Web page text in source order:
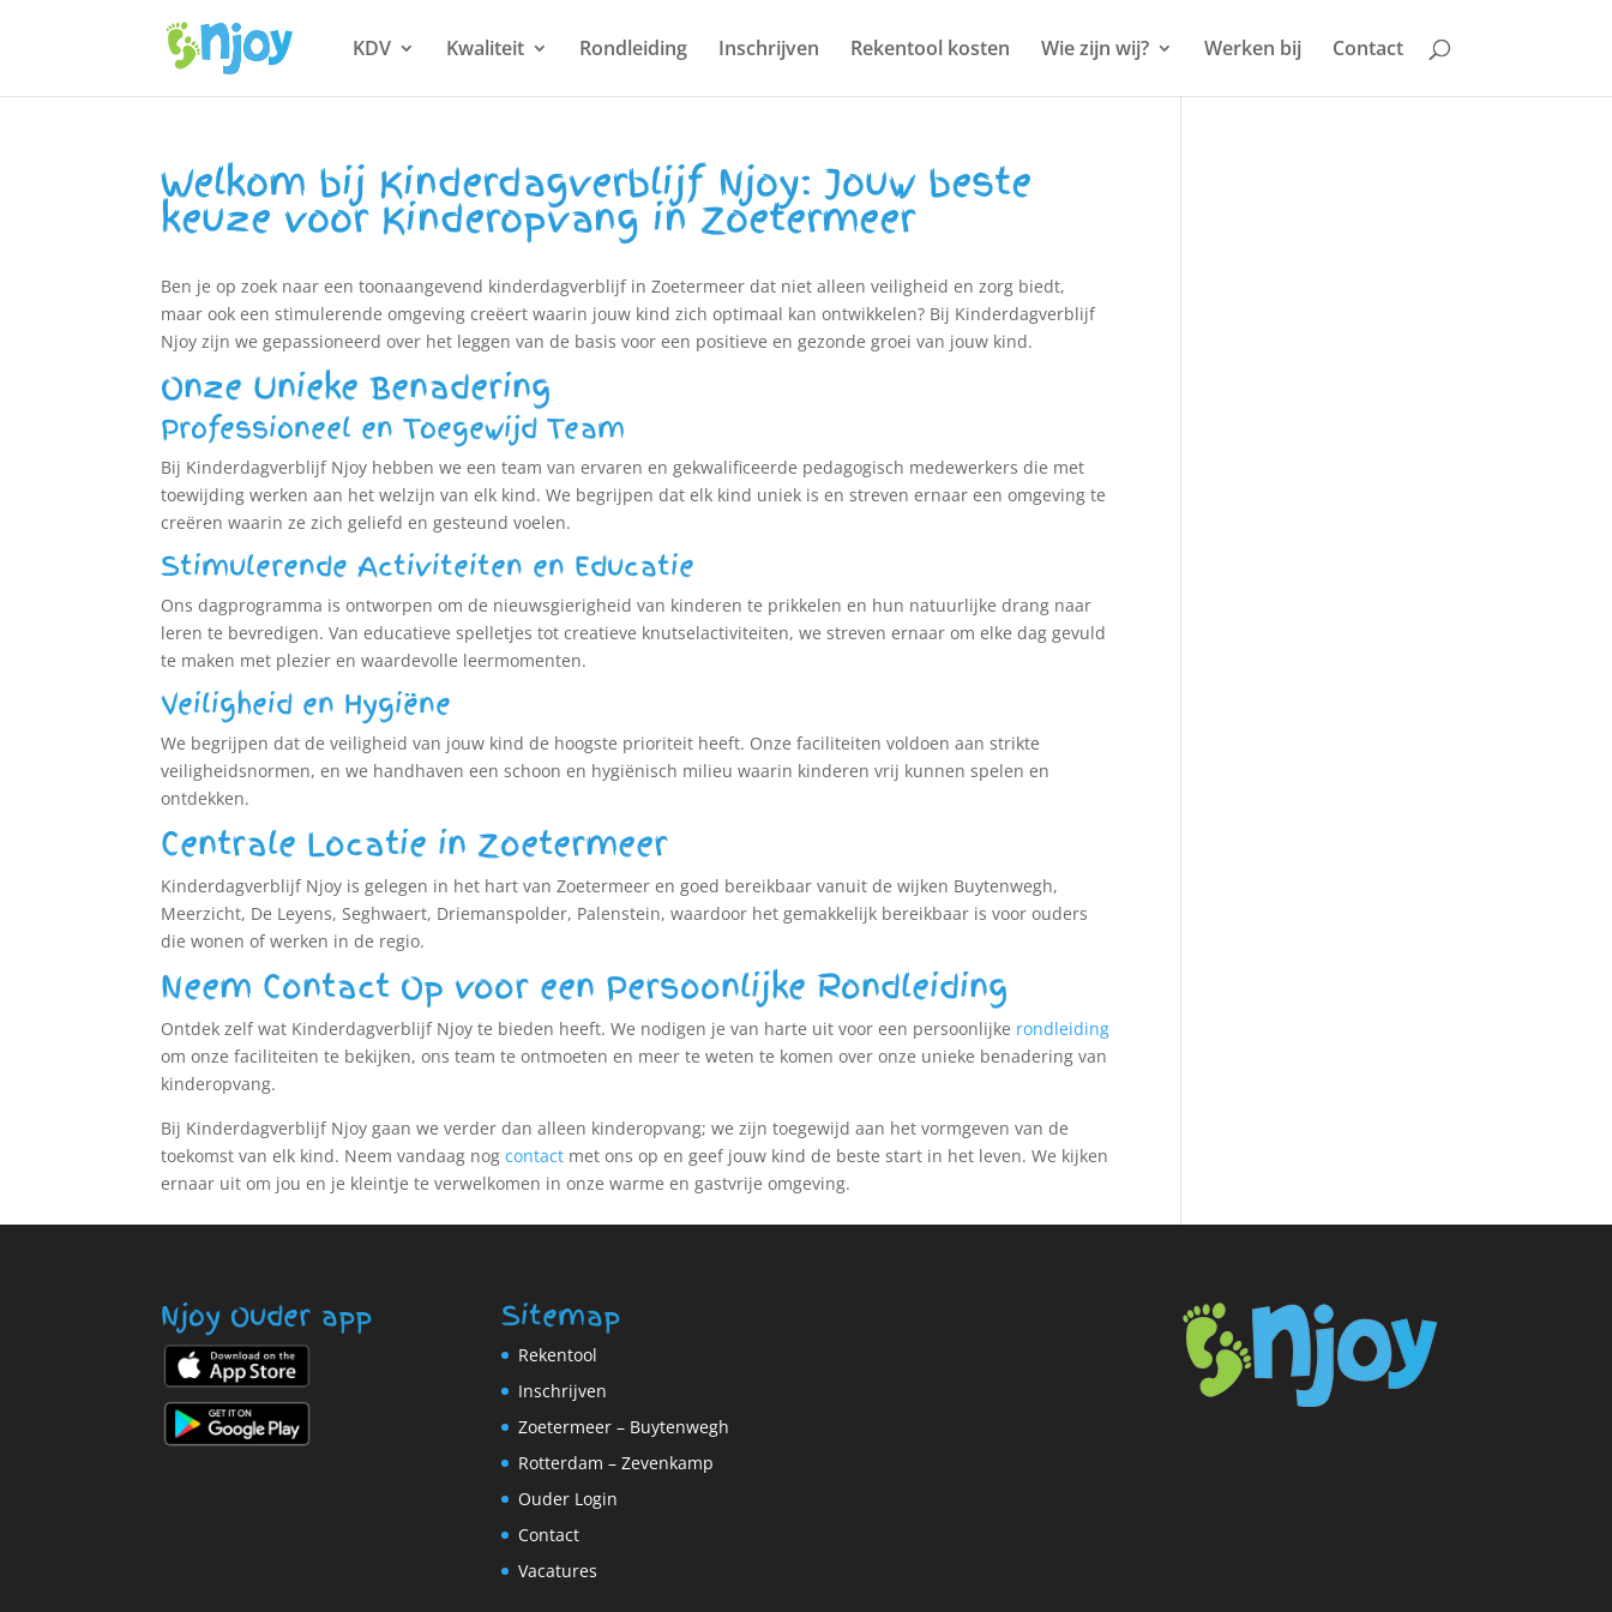
KDV Kwaliteit Rondleiding Inschrijven Rekentool kosten Wie zijn wij? Werken bij Contact
Welkom bij Kinderdagverblijf Njoy: Jouw beste
keuze voor Kinderopvang in Zoetermeer
Ben je op zoek naar een toonaangevend kinderdagverblijf in Zoetermeer dat niet alleen veiligheid en zorg biedt,
maar ook een stimulerende omgeving creëert waarin jouw kind zich optimaal kan ontwikkelen? Bij Kinderdagverblijf
Njoy zijn we gepassioneerd over het leggen van de basis voor een positieve en gezonde groei van jouw kind.
Onze Unieke Benadering
Professioneel en Toegewijd Team
Bij Kinderdagverblijf Njoy hebben we een team van ervaren en gekwalificeerde pedagogisch medewerkers die met
toewijding werken aan het welzijn van elk kind. We begrijpen dat elk kind uniek is en streven ernaar een omgeving te
creëren waarin ze zich geliefd en gesteund voelen.
Stimulerende Activiteiten en Educatie
Ons dagprogramma is ontworpen om de nieuwsgierigheid van kinderen te prikkelen en hun natuurlijke drang naar
leren te bevredigen. Van educatieve spelletjes tot creatieve knutselactiviteiten, we streven ernaar om elke dag gevuld
te maken met plezier en waardevolle leermomenten.
Veiligheid en Hygiëne
We begrijpen dat de veiligheid van jouw kind de hoogste prioriteit heeft. Onze faciliteiten voldoen aan strikte
veiligheidsnormen, en we handhaven een schoon en hygiënisch milieu waarin kinderen vrij kunnen spelen en
ontdekken.
Centrale Locatie in Zoetermeer
Kinderdagverblijf Njoy is gelegen in het hart van Zoetermeer en goed bereikbaar vanuit de wijken Buytenwegh,
Meerzicht, De Leyens, Seghwaert, Driemanspolder, Palenstein, waardoor het gemakkelijk bereikbaar is voor ouders
die wonen of werken in de regio.
Neem Contact Op voor een Persoonlijke Rondleiding
Ontdek zelf wat Kinderdagverblijf Njoy te bieden heeft. We nodigen je van harte uit voor een persoonlijke rondleiding
om onze faciliteiten te bekijken, ons team te ontmoeten en meer te weten te komen over onze unieke benadering van
kinderopvang.
Bij Kinderdagverblijf Njoy gaan we verder dan alleen kinderopvang; we zijn toegewijd aan het vormgeven van de
toekomst van elk kind. Neem vandaag nogcontact met ons op en geef jouw kind de beste start in het leven. We kijken
ernaar uit om jou en je kleintje te verwelkomen in onze warme en gastvrije omgeving.
Njoy Ouder app Sitemap
Rekentool
Inschrijven
Zoetermeer – Buytenwegh
Rotterdam – Zevenkamp
Ouder Login
Contact
Vacatures